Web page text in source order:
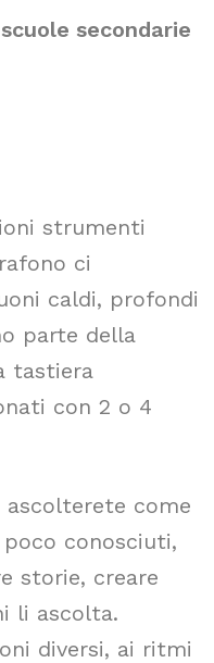
secondarie
strumenti
ci
caldi, profondi
parte della
tastiera
con 2 o 4
come
conosciuti,
storie, creare
li ascolta.
diversi, ai ritmi